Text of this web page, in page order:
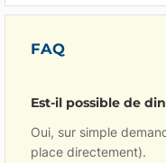
FAQ
Est-il possible de
Oui, sur simple
place directement).